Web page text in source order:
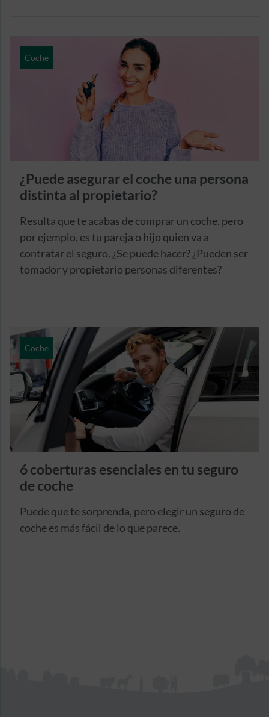
cuando tú seas el responsable del accidente o
avería. Además, esta garantía tiene la
particularidad de poder elegirse con o sin
franquicia. Vamos a conocerla al detalle.
Coche
¿Puede asegurar el coche una persona
distinta al propietario?
Resulta que te acabas de comprar un coche, pero
por ejemplo, es tu pareja o hijo quien va a
contratar el seguro. ¿Se puede hacer? ¿Pueden ser
tomador y propietario personas diferentes?
Coche
6 coberturas esenciales en tu seguro
de coche
Puede que te sorprenda, pero elegir un seguro de
coche es más fácil de lo que parece.